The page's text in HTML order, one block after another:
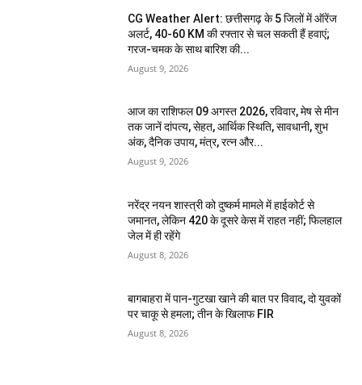
CG Weather Alert: छत्तीसगढ़ के 5 जिलों में ऑरेंज
अलर्ट, 40-60 KM की रफ्तार से चल सकती हैं हवाएं;
गरज-चमक के साथ बारिश की...
August 9, 2026
आज का राशिफल 09 अगस्त 2026, रविवार, मेष से मीन
तक जानें दांपत्य, सेहत, आर्थिक स्थिति, सावधानी, शुभ
अंक, दैनिक उपाय, मंत्र, रत्न और...
August 9, 2026
नरेंद्र नयन शास्त्री को दुष्कर्म मामले में हाईकोर्ट से
जमानत, लेकिन 420 के दूसरे केस में राहत नहीं; फिलहाल
जेल में ही रहेंगे
August 8, 2026
बागबाहरा में पान-गुटखा खाने की बात पर विवाद, दो युवकों
पर चाकू से हमला; तीन के खिलाफ FIR
August 8, 2026